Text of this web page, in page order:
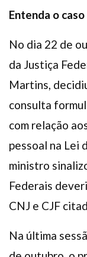
Entenda o caso
No dia 22 de
da Justiça
Martins,
consulta
com relação
pessoal na Lei
ministro
Federais
CNJ e CJF
Na última